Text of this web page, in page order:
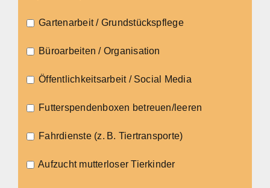
Gartenarbeit / Grundstückspflege
Büroarbeiten / Organisation
Öffentlichkeitsarbeit / Social Media
Futterspendenboxen betreuen/leeren
Fahrdienste (z. B. Tiertransporte)
Aufzucht mutterloser Tierkinder